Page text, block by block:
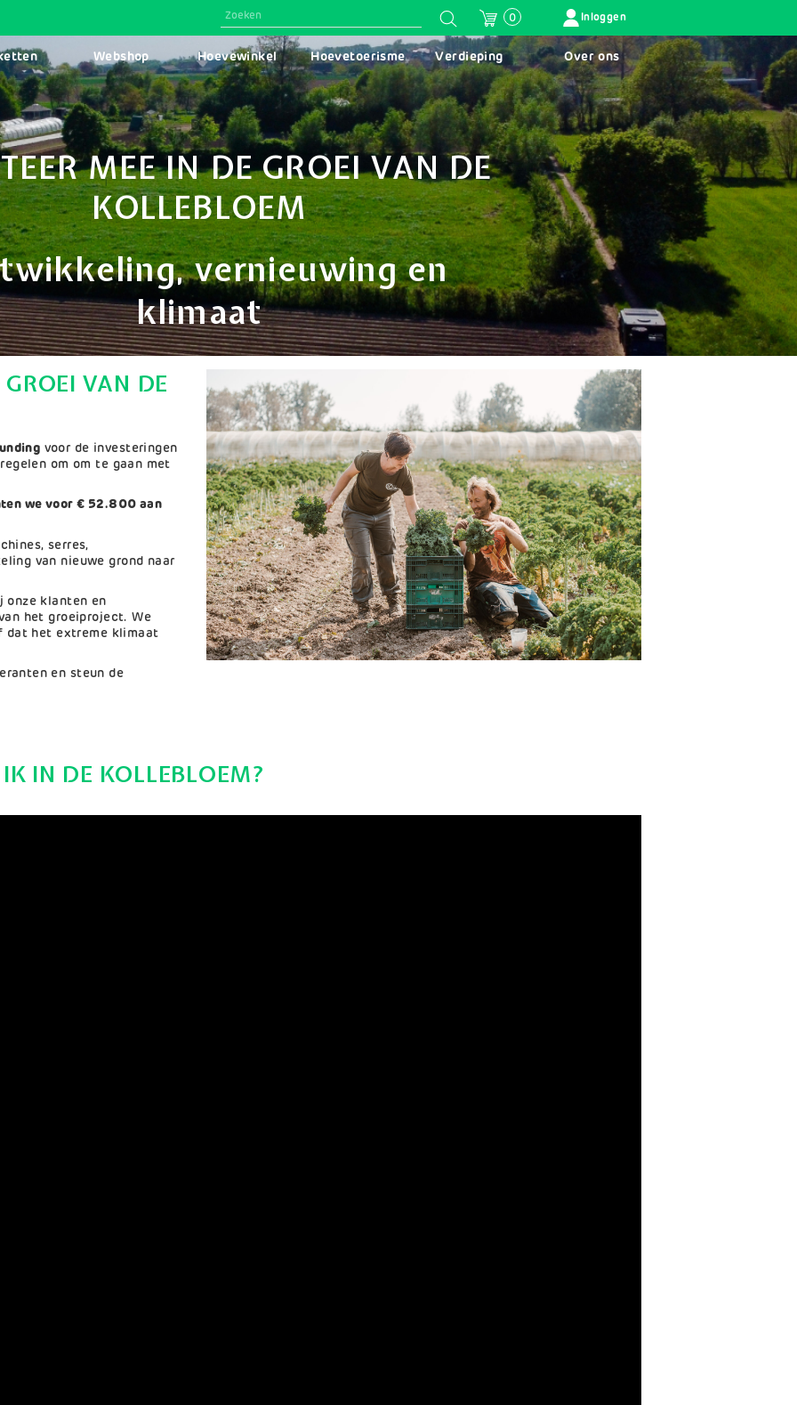
0 GEBRUIKERSMENU
Inloggen
Webshop Hoevewinkel Hoevetoerisme Verdieping Over ons
MEE IN DE GROEI VAN DE
KOLLEBLOEM
vernieuwing en
klimaat
VAN DE
voor de investeringen
om om te gaan met
we voor € 52.800 aan
serres,
van nieuwe grond naar
onze klanten en
het groeiproject. We
dat het extreme klimaat
en steun de
IN DE KOLLEBLOEM?